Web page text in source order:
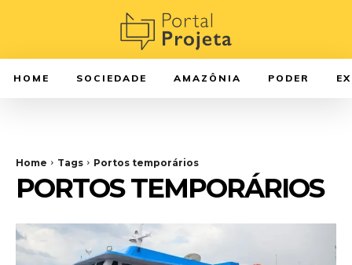
HOME SOCIEDADE AMAZÔNIA PODER
Home Tags Portos temporários
PORTOS TEMPORÁRIOS